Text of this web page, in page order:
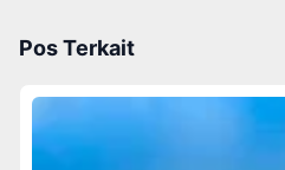
Pos Terkait